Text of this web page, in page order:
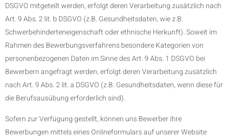
DSGVO mitgeteilt werden, erfolgt deren Verarbeitung zusätzlich nach
Art. 9 Abs. 2 lit. b DSGVO (z.B. Gesundheitsdaten, wie z.B.
Schwerbehinderteneigenschaft oder ethnische Herkunft). Soweit im
Rahmen des Bewerbungsverfahrens besondere Kategorien von
personenbezogenen Daten im Sinne des Art. 9 Abs. 1 DSGVO bei
Bewerbern angefragt werden, erfolgt deren Verarbeitung zusätzlich
nach Art. 9 Abs. 2 lit. a DSGVO (z.B. Gesundheitsdaten, wenn diese für
die Berufsausübung erforderlich sind).
Sofern zur Verfügung gestellt, können uns Bewerber ihre
Bewerbungen mittels eines Onlineformulars auf unserer Website